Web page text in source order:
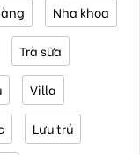
Nha khoa
Trà sữa
Villa
Lưu trú